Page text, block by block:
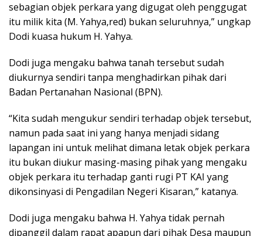
sebagian objek perkara yang digugat oleh penggugat
itu milik kita (M. Yahya,red) bukan seluruhnya,” ungkap
Dodi kuasa hukum H. Yahya.
Dodi juga mengaku bahwa tanah tersebut sudah
diukurnya sendiri tanpa menghadirkan pihak dari
Badan Pertanahan Nasional (BPN).
“Kita sudah mengukur sendiri terhadap objek tersebut,
namun pada saat ini yang hanya menjadi sidang
lapangan ini untuk melihat dimana letak objek perkara
itu bukan diukur masing-masing pihak yang mengaku
objek perkara itu terhadap ganti rugi PT KAI yang
dikonsinyasi di Pengadilan Negeri Kisaran,” katanya.
Dodi juga mengaku bahwa H. Yahya tidak pernah
dipanggil dalam rapat apapun dari pihak Desa maupun